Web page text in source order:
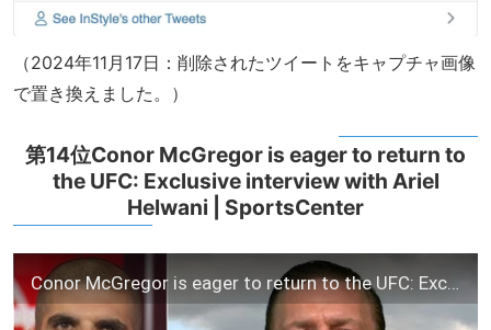
（2024年11月17日：削除されたツイートをキャプチャ画像
で置き換えました。）
第14位Conor McGregor is eager to return to
the UFC: Exclusive interview with Ariel
Helwani | SportsCenter
Conor McGregor is eager to return to the UFC: Exclusive interview with Ariel Helwani | SportsCenter